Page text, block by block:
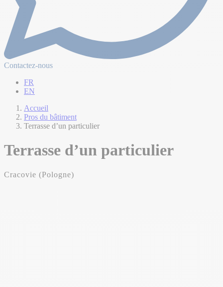
Contactez-nous
FR
EN
Accueil
Pros du bâtiment
Terrasse d’un particulier
Terrasse d’un particulier
Cracovie (Pologne)